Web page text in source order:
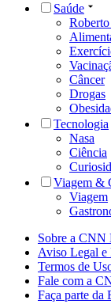
Saúde
Câncer
Drogas
Tecnologia
Nasa
Ciência
Viagem &
Viagem
Sobre a CNN
Aviso Legal e
Termos de
Fale com a
Faça parte da